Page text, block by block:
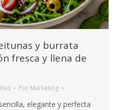
y burrata
fresca y llena de
Por Marketing
elegante y perfecta